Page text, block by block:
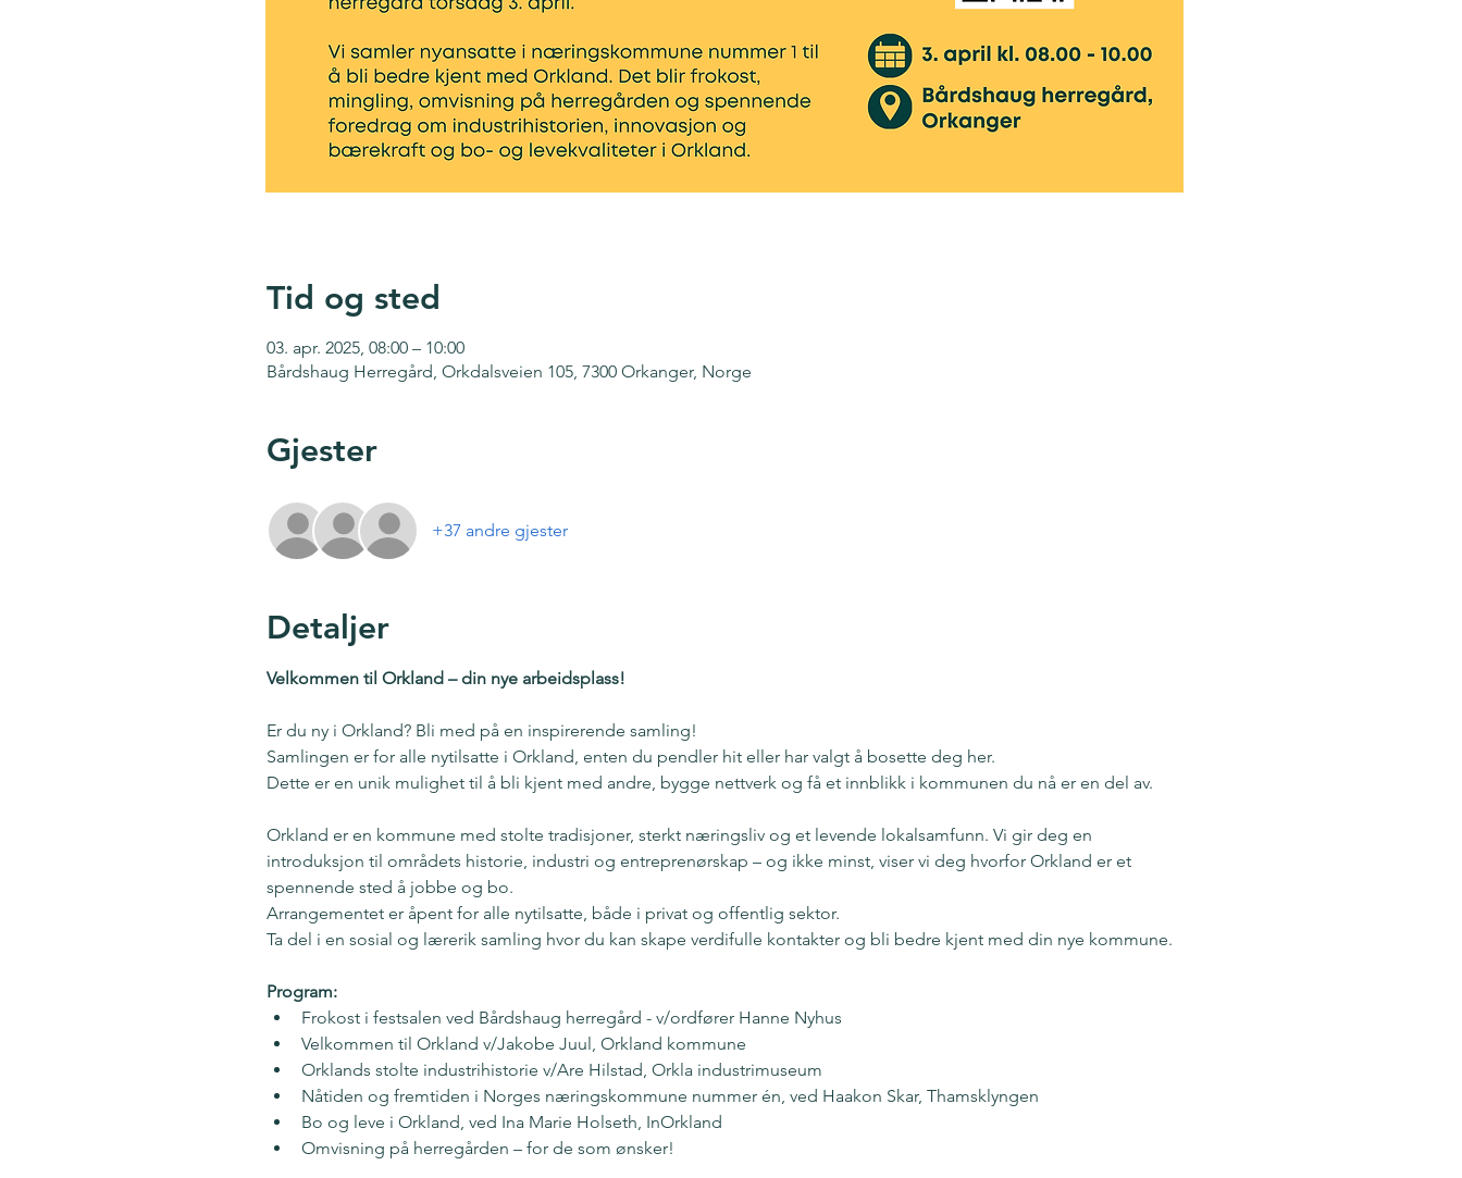
Tid og sted
03. apr. 2025, 08:00 – 10:00
Bårdshaug Herregård, Orkdalsveien 105, 7300 Orkanger, Norge
Gjester
+37 andre gjester
Detaljer
Velkommen til Orkland – din nye arbeidsplass!
Er du ny i Orkland? Bli med på en inspirerende samling!
Samlingen er for alle nytilsatte i Orkland, enten du pendler hit eller har valgt å bosette deg her.
Dette er en unik mulighet til å bli kjent med andre, bygge nettverk og få et innblikk i kommunen du nå er en del av.
Orkland er en kommune med stolte tradisjoner, sterkt næringsliv og et levende lokalsamfunn. Vi gir deg en
introduksjon til områdets historie, industri og entreprenørskap – og ikke minst, viser vi deg hvorfor Orkland er et
spennende sted å jobbe og bo.
Arrangementet er åpent for alle nytilsatte, både i privat og offentlig sektor.
Ta del i en sosial og lærerik samling hvor du kan skape verdifulle kontakter og bli bedre kjent med din nye kommune.
Program:
Frokost i festsalen ved Bårdshaug herregård - v/ordfører Hanne Nyhus
Velkommen til Orkland v/Jakobe Juul, Orkland kommune
Orklands stolte industrihistorie v/Are Hilstad, Orkla industrimuseum
Nåtiden og fremtiden i Norges næringskommune nummer én, ved Haakon Skar, Thamsklyngen
Bo og leve i Orkland, ved Ina Marie Holseth, InOrkland
Omvisning på herregården – for de som ønsker!